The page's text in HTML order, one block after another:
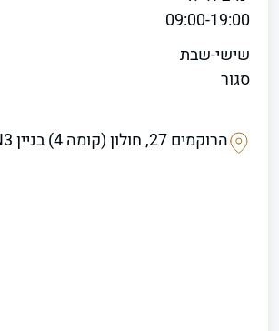
09:00-19:00
שישי-שבת
סגור
הרוקמים 27, חולון (קומה 4) בניין ICON3